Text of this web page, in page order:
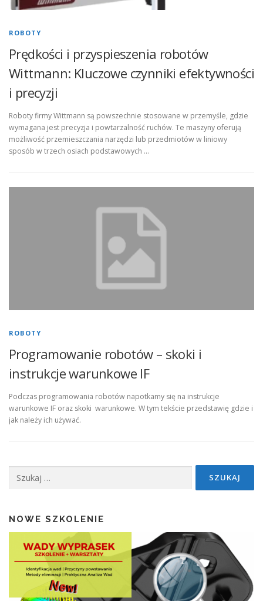
ROBOTY
Prędkości i przyspieszenia robotów
Wittmann: Kluczowe czynniki efektywności
i precyzji
Roboty firmy Wittmann są powszechnie stosowane w przemyśle, gdzie
wymagana jest precyzja i powtarzalność ruchów. Te maszyny oferują
możliwość przemieszczania narzędzi lub przedmiotów w liniowy
sposób w trzech osiach podstawowych …
ROBOTY
Programowanie robotów – skoki i
instrukcje warunkowe IF
Podczas programowania robotów napotkamy się na instrukcje
warunkowe IF oraz skoki warunkowe. W tym tekście przedstawię gdzie i
jak należy ich używać.
NOWE SZKOLENIE